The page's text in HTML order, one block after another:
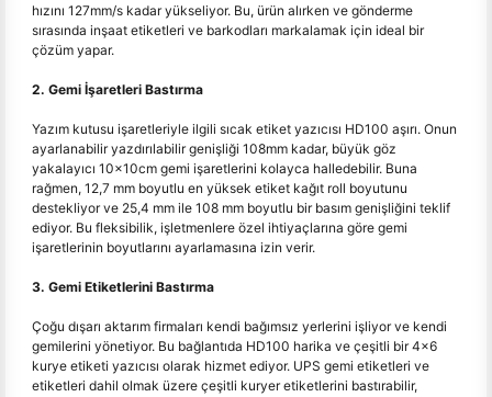
hızını 127mm/s kadar yükseliyor. Bu, ürün alırken ve gönderme
sırasında inşaat etiketleri ve barkodları markalamak için ideal bir
çözüm yapar.
2. Gemi İşaretleri Bastırma
Yazım kutusu işaretleriyle ilgili sıcak etiket yazıcısı HD100 aşırı. Onun
ayarlanabilir yazdırılabilir genişliği 108mm kadar, büyük göz
yakalayıcı 10x10cm gemi işaretlerini kolayca halledebilir. Buna
rağmen, 12,7 mm boyutlu en yüksek etiket kağıt roll boyutunu
destekliyor ve 25,4 mm ile 108 mm boyutlu bir basım genişliğini teklif
ediyor. Bu fleksibilik, işletmenlere özel ihtiyaçlarına göre gemi
işaretlerinin boyutlarını ayarlamasına izin verir.
3. Gemi Etiketlerini Bastırma
Çoğu dışarı aktarım firmaları kendi bağımsız yerlerini işliyor ve kendi
gemilerini yönetiyor. Bu bağlantıda HD100 harika ve çeşitli bir 4x6
kurye etiketi yazıcısı olarak hizmet ediyor. UPS gemi etiketleri ve
etiketleri dahil olmak üzere çeşitli kuryer etiketlerini bastırabilir,